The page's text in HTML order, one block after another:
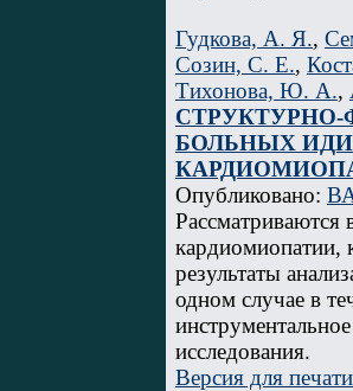
Гудкова, А. Я.,
Созин, С. Е.,
Тихонова, Ю. А.,
БОЛЬНЫХ
Опубликовано:
Рассматриваются
кардиомиопатии,
результаты
одном случае в
исследования.
Версия для печати